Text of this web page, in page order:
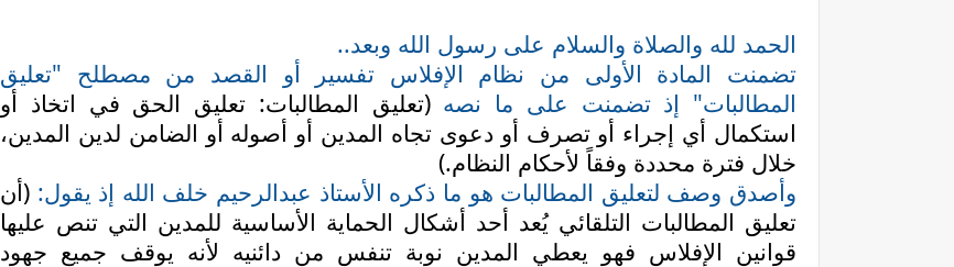
الحمد لله والصلاة والسلام على رسول الله وبعد..
تضمنت المادة الأولى من نظام الإفلاس تفسير أو القصد من مصطلح "تعليق
المطالبات" إذ تضمنت على ما نصه (تعليق المطالبات: تعليق الحق في اتخاذ أو
استكمال أي إجراء أو تصرف أو دعوى تجاه المدين أو أصوله أو الضامن لدين المدين،
خلال فترة محددة وفقاً لأحكام النظام.)
وأصدق وصف لتعليق المطالبات هو ما ذكره الأستاذ عبدالرحيم خلف الله إذ يقول: (أن
تعليق المطالبات التلقائي يُعد أحد أشكال الحماية الأساسية للمدين التي تنص عليها
قوانين الإفلاس فهو يعطي المدين نوبة تنفس من دائنيه لأنه يوقف جميع جهود